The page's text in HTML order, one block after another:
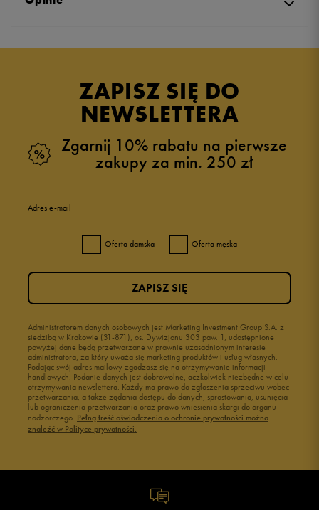
ZAPISZ SIĘ DO
NEWSLETTERA
Zgarnij 10% rabatu na pierwsze
zakupy za min. 250 zł
Adres e-mail
Oferta damska Oferta męska
Administratorem danych osobowych jest Marketing Investment Group S.A. z
siedzibą w Krakowie (31-871), os. Dywizjonu 303 paw. 1, udostępnione
powyżej dane będą przetwarzane w prawnie uzasadnionym interesie
administratora, za który uważa się marketing produktów i usług własnych.
Podając swój adres mailowy zgadzasz się na otrzymywanie informacji
handlowych. Podanie danych jest dobrowolne, aczkolwiek niezbędne w celu
otrzymywania newslettera. Każdy ma prawo do zgłoszenia sprzeciwu wobec
przetwarzania, a także żądania dostępu do danych, sprostowania, usunięcia
lub ograniczenia przetwarzania oraz prawo wniesienia skargi do organu
nadzorczego. Pełną treść oświadczenia o ochronie prywatności można
znaleźć w Polityce prywatności.
ZAPISZ SIĘ